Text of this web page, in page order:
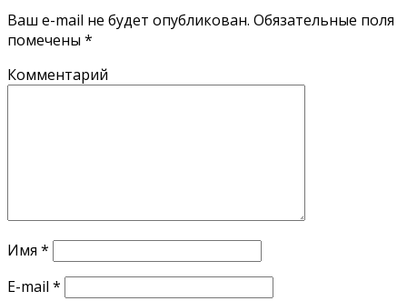
Ваш e-mail не будет опубликован. Обязательные поля
помечены *
Комментарий
Имя *
E-mail *